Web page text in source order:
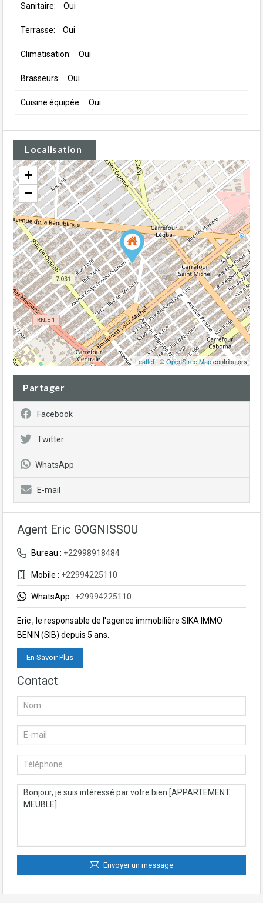
Sanitaire: Oui
Terrasse: Oui
Climatisation: Oui
Brasseurs: Oui
Cuisine équipée: Oui
Localisation
+
−
Leaflet| ©OpenStreetMapcontributors
Partager
Facebook
Twitter
WhatsApp
E-mail
Agent Eric GOGNISSOU
Bureau : +22998918484
Mobile : +22994225110
WhatsApp : +29994225110
Eric , le responsable de l'agence immobilière SIKA IMMO
BENIN (SIB) depuis 5 ans.
En Savoir Plus
Contact
Envoyer un message